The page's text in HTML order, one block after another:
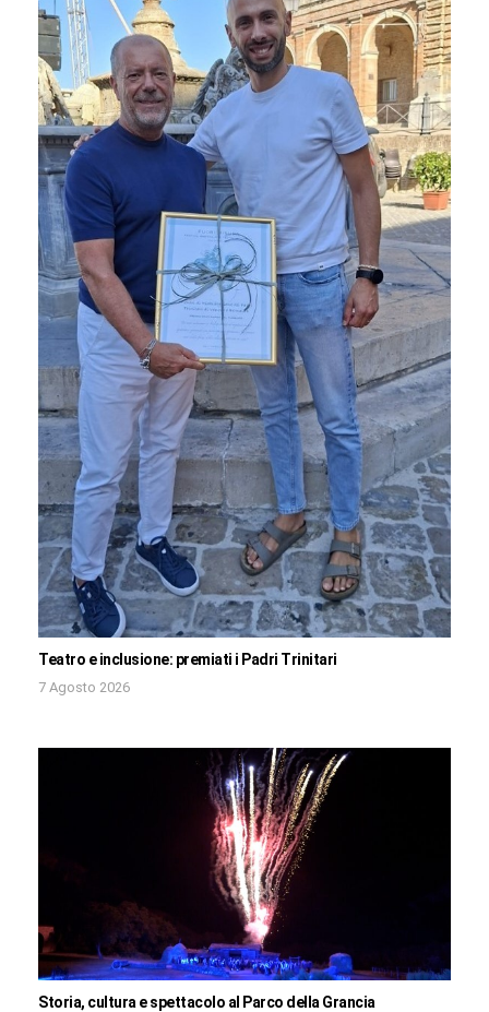
Teatro e inclusione: premiati i Padri Trinitari
7 Agosto 2026
Storia, cultura e spettacolo al Parco della Grancia